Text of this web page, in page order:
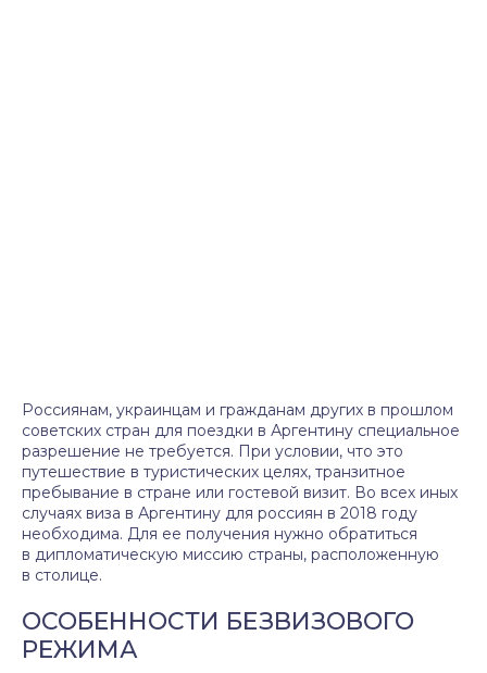
Россиянам, украинцам и гражданам других в прошлом
советских стран для поездки в Аргентину специальное
разрешение не требуется. При условии, что это
путешествие в туристических целях, транзитное
пребывание в стране или гостевой визит. Во всех иных
случаях виза в Аргентину для россиян в 2018 году
необходима. Для ее получения нужно обратиться
в дипломатическую миссию страны, расположенную
в столице.
ОСОБЕННОСТИ БЕЗВИЗОВОГО
РЕЖИМА